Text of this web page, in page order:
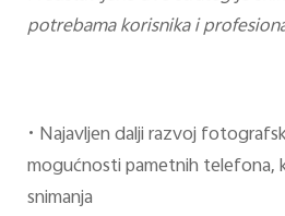
potrebama korisnika i
• Najavljen dalji razvoj
mogućnosti pametnih telefona,
snimanja